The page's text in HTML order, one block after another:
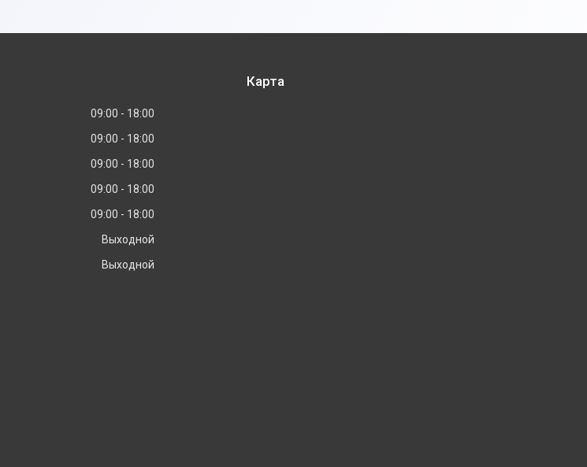
09:00
18:00
09:00
18:00
09:00
18:00
09:00
18:00
09:00
18:00
Выходной
Выходной
Карта